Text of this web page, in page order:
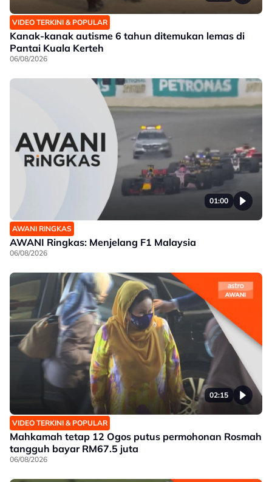
VIDEO TERKINI & POPULAR
Kanak-kanak autisme 6 tahun ditemukan lemas di
Pantai Kuala Kerteh
06/08/2026
01:00
AWANI RINGKAS
AWANI Ringkas: Menjelang F1 Malaysia
06/08/2026
02:15
VIDEO TERKINI & POPULAR
Mahkamah tetap 12 Ogos putus permohonan Rosmah
tangguh bayar RM67.5 juta
06/08/2026